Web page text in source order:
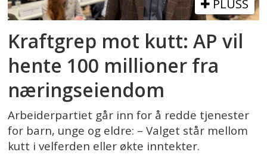
PLUSS
Kraftgrep mot kutt: AP vil
hente 100 millioner fra
næringseiendom
Arbeiderpartiet går inn for å redde tjenester
for barn, unge og eldre: – Valget står mellom
kutt i velferden eller økte inntekter.